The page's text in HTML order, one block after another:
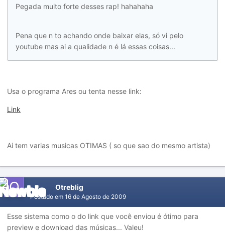
Pegada muito forte desses rap! hahahaha
Pena que n to achando onde baixar elas, só vi pelo
youtube mas ai a qualidade n é lá essas coisas...
Usa o programa Ares ou tenta nesse link:
Link
Ai tem varias musicas OTIMAS ( so que sao do mesmo artista)
Otreblig
Postado em 16 de Agosto de 2009
Esse sistema como o do link que você enviou é ótimo para
preview e download das músicas... Valeu!